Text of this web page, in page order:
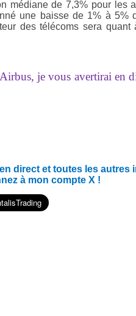
médiane de 7,3% pour les
une baisse de 1% à 5%
des télécoms sera
je vous avertirai en
direct et toutes les autres
à mon compte X !